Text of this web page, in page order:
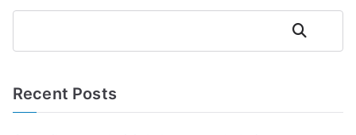
Rechercher
Recent Posts